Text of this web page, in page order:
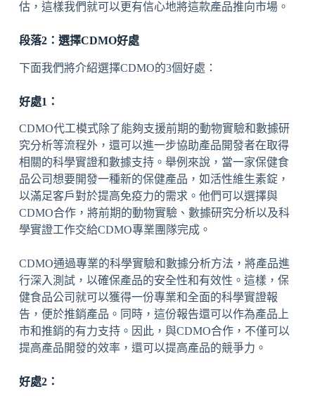
估，這樣我們就可以更有信心地將這款產品推向市場。
段落2：選擇CDMO好處
下面我們將介紹選擇CDMO的3個好處：
好處1：
CDMO代工模式除了能夠支援前期的動物實驗和數據研
究分析等流程外，還可以進一步協助產品開發者在取得
相關的科學實證和數據支持。舉例來說，當一家保健食
品公司想要開發一種新的保健產品，如活性維生素錠，
以滿足客戶對於提高免疫力的需求。他們可以選擇與
CDMO合作，將前期的動物實驗、數據研究分析以及科
學實證工作交給CDMO專業團隊完成。
CDMO通過專業的科學實驗和數據分析方法，將產品進
行深入測試，以確保產品的安全性和有效性。這樣，保
健食品公司就可以獲得一份專業和全面的科學實證報
告，便於推銷產品。同時，這份報告還可以作為產品上
市和推銷的有力支持。因此，與CDMO合作，不僅可以
提高產品開發的效率，還可以提高產品的競爭力。
好處2：